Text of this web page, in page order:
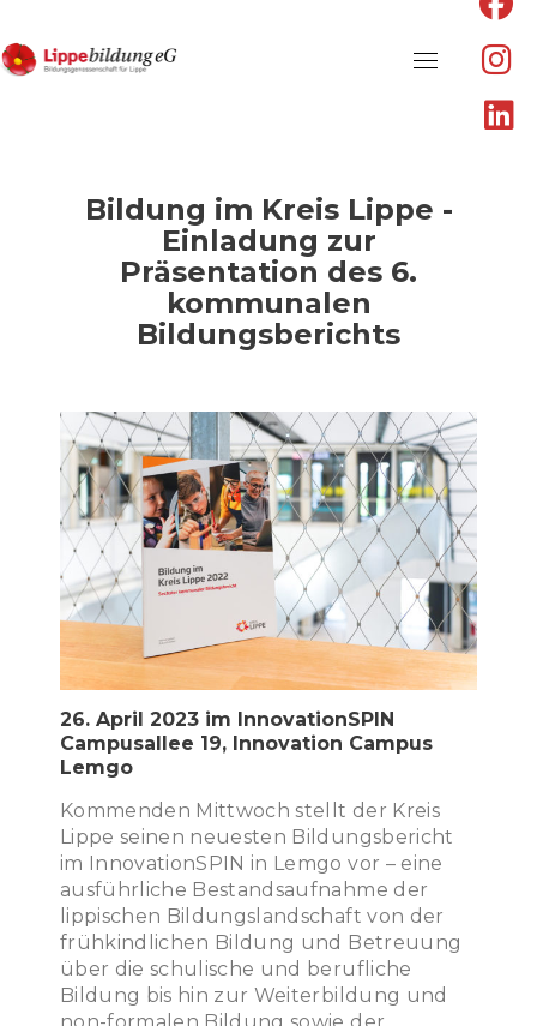
Bildung im Kreis Lippe -
Einladung zur
Präsentation des 6.
kommunalen
Bildungsberichts
26. April 2023 im InnovationSPIN
Campusallee 19, Innovation Campus
Lemgo
Kommenden Mittwoch stellt der Kreis
Lippe seinen neuesten Bildungsbericht
im InnovationSPIN in Lemgo vor – eine
ausführliche Bestandsaufnahme der
lippischen Bildungslandschaft von der
frühkindlichen Bildung und Betreuung
über die schulische und berufliche
Bildung bis hin zur Weiterbildung und